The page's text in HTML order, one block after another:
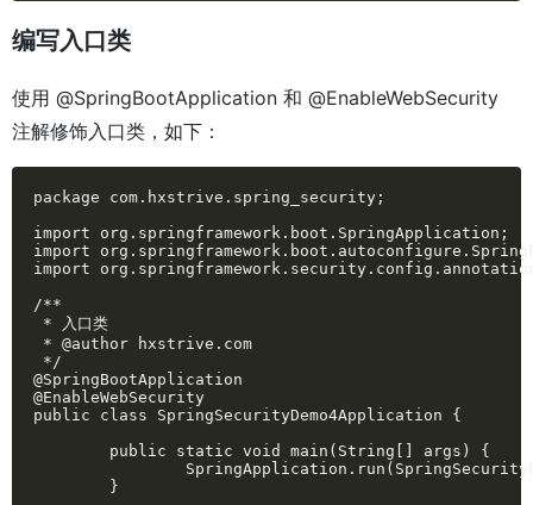
编写入口类
使用 @SpringBootApplication 和 @EnableWebSecurity
注解修饰入口类，如下：
package com.hxstrive.spring_security;
import org.springframework.boot.SpringApplication;
import
import
/**
* 入口类
* @author hxstrive.com
*/
@SpringBootApplication
@EnableWebSecurity
public class SpringSecurityDemo4Application {